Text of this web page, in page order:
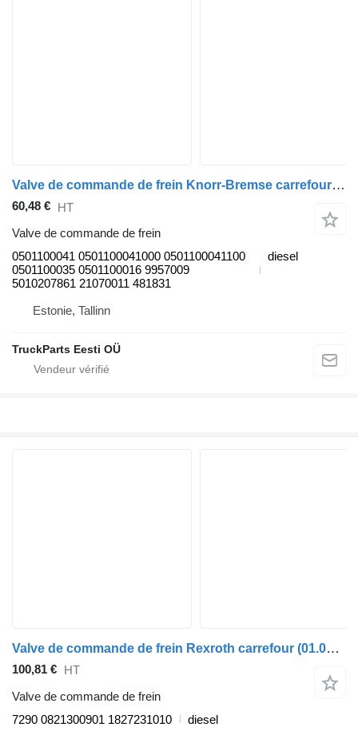
Valve de commande de frein Knorr-Bremse carrefour (01.06-) 0501100041 pour Irisbus Arway, Crossway, Crealis, Magelys, Proway, Daily Tourys (2006-)
60,48 € HT
Valve de commande de frein
0501100041 0501100041000 0501100041100
0501100035 0501100016 9957009
5010207861 21070011 481831
diesel
Estonie, Tallinn
TruckParts Eesti OÜ
Valve de commande de frein Rexroth carrefour (01.06-) 7290 pour Irisbus Arway, Crossway, Crealis, Magelys, Proway, Daily Tourys (2006-)
100,81 €
HT
Valve de commande de frein
7290 0821300901 1827231010
diesel